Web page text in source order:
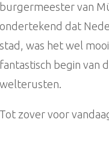
burgermeester van
ondertekend dat
stad, was het wel
fantastisch begin van
welterusten.
Tot zover voor